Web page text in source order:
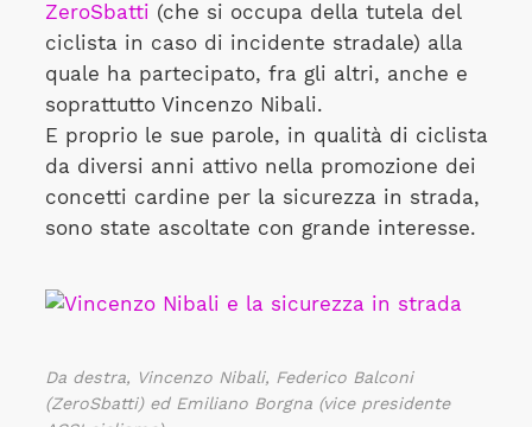
ZeroSbatti (che si occupa della tutela del
ciclista in caso di incidente stradale) alla
quale ha partecipato, fra gli altri, anche e
soprattutto Vincenzo Nibali.
E proprio le sue parole, in qualità di ciclista
da diversi anni attivo nella promozione dei
concetti cardine per la sicurezza in strada,
sono state ascoltate con grande interesse.
Da destra, Vincenzo Nibali, Federico Balconi
(ZeroSbatti) ed Emiliano Borgna (vice presidente